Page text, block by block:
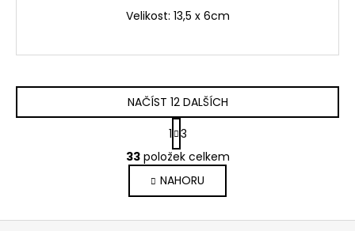
Velikost: 13,5 x 6cm
O
v
l
á
d
NAČÍST 12 DALŠÍCH
S
t
r
á
n
k
o
1 3
33položek celkem
NAHORU